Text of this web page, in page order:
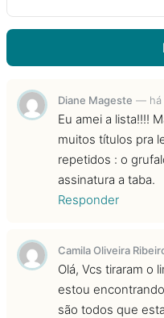
Diane Mageste —
Eu amei a lista!!!!
muitos títulos pra
repetidos : o
assinatura a taba.
Responder
Camila Oliveira
Olá, Vcs tiraram o
estou
são todos que